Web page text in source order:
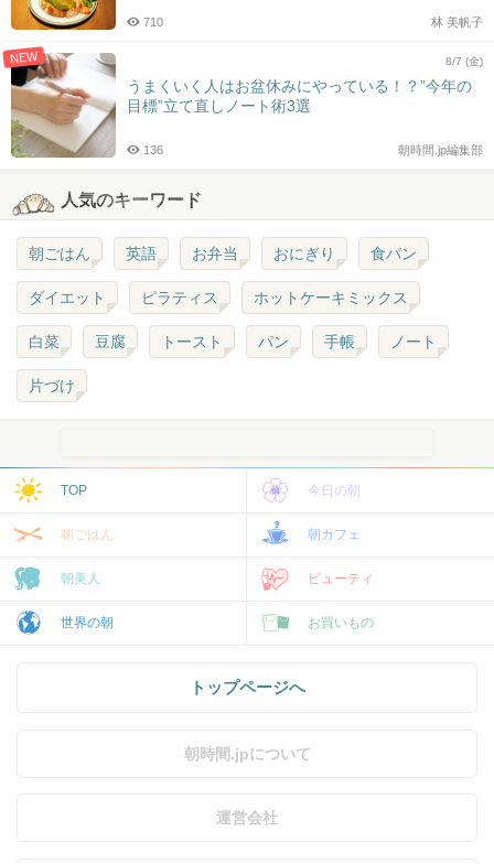
林 美帆子
710
NEW 8/7 (金)
うまくいく人はお盆休みにやっている！？”今年の
目標”立て直しノート術3選
朝時間.jp編集部
136
人気のキーワード
朝ごはん 英語 お弁当 おにぎり 食パン
ダイエット ピラティス ホットケーキミックス
白菜 豆腐 トースト パン 手帳 ノート
片づけ
TOP 今日の朝
朝ごはん 朝カフェ
朝美人 ビューティ
世界の朝 お買いもの
トップページへ
朝時間.jpについて
運営会社